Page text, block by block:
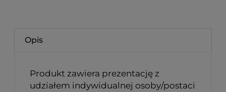
Opis
Produkt zawiera prezentację z
udziałem indywidualnej osoby/postaci